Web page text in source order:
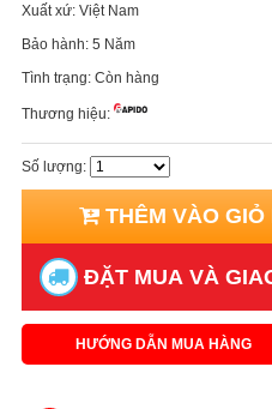
Xuất xứ: Việt Nam
Bảo hành: 5 Năm
Tình trạng: Còn hàng
Thương hiệu:
Số lượng:
THÊM VÀO GIỎ
ĐẶT MUA VÀ
HƯỚNG DẪN MUA HÀNG